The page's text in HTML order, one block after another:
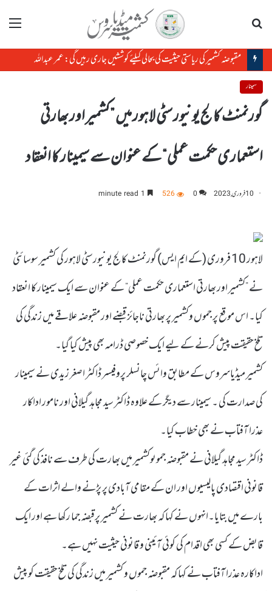
مینو
مقبوضہ کشمیر کی ریاستی حیثیت کی بحالی کیلئے کوششیں جاری رہیں گی: عمر عبداللہ
سمینار
گورنمنٹ کالج یونیورسٹی لاہور میں ”کشمیر اور بھارتی
استعماری حکمت عملی“ کے عنوان سے سیمینار کا انعقاد
10 فروری, 2023 0
526
لاہور 10 فروری (کے ایم ایس) گورنمنٹ کالج یونیورسٹی لاہور کی کشمیر سوسائٹی
نے ”کشمیر اور بھارتی استعماری حکمت عملی“ کے عنوان سے ایک سیمینار کا انعقاد
کیا۔ اس موقع پر جموں وکشمیر پر بھارتی ناجائز قبضے اور مقبوضہ علاقے میں زندگی کی
تلخ حقیقت پیش کرنے کے لیے ایک خصوصی ڈرامہ بھی پیش کیا گیا۔
کشمیر میڈیاسروس کے مطابق وائس چانسلر پروفیسر ڈاکٹر اصغر زیدی نے سیمینار
کی صدارت کی ۔ سیمینار سے دیگر کے علاوہ ڈاکٹر سید مجاہد گیلانی اور نامور اداکار
عذرا آفتاب نے بھی خطاب کیا۔
ڈاکٹر سید مجاہد گیلانی نے مقبوضہ جموںوکشمیر میں بھارت کی طرف سے نافذ کی گئی غیر
قانونی اقتصادی پالیسیوں اور ان کے مقامی آبادی پر پڑنے والے اثرات کے
بارے میں بتایا۔انہوں نے کہا کہ بھارت نے کشمیر پرقبضہ جما رکھا ہے اور ایک
قابض کے کسی بھی اقدام کی کوئی آئینی و قانونی حیثیت نہیں ہے۔
اداکارہ عذرا آفتاب نے کہا کہ مقبوضہ جموں و کشمیر میں زندگی کی تلخ حقیقت کو پیش